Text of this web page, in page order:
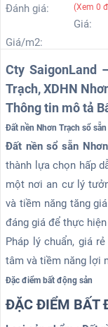
Đánh giá: (Xem 0
Giá:
Giá/m2:
Cty SaigonLand
Trạch, XDHN
Thông tin mô tả
Đất nền Nhơn Trạch sổ
Đất nền sổ sẵn
thành lựa chọn hấp
một nơi an cư lý
và tiềm năng tăng
đáng giá để thực
Pháp lý chuẩn, giá
tâm và tiềm năng lợi
Đặc điểm bất động sản
ĐẶC ĐIỂM BẤT